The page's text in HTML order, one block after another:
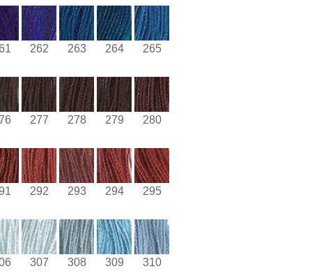
262 263 264 265
277 278 279 280
292 293 294 295
307 308 309 310